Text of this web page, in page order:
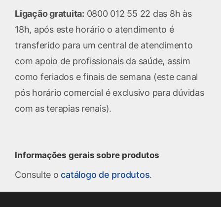
Ligação gratuita: 0800 012 55 22 das 8h às
18h, após este horário o atendimento é
transferido para um central de atendimento
com apoio de profissionais da saúde, assim
como feriados e finais de semana (este canal
pós horário comercial é exclusivo para dúvidas
com as terapias renais).
Informações gerais sobre produtos
Consulte o catálogo de produtos.